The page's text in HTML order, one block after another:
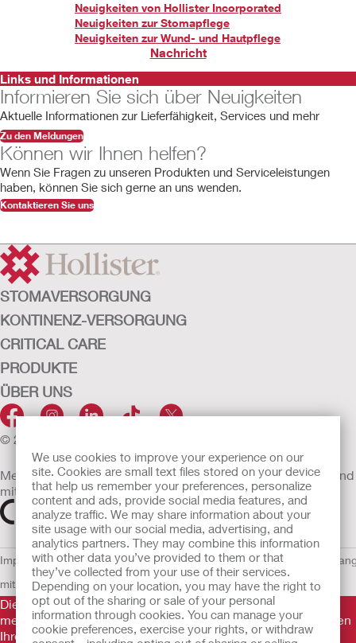
We use cookies to improve your experience on our
site. Cookies are small text files stored on your device
that help us remember your preferences, personalize
content and ads, provide social media features, and
analyze traffic. We may share information about your
site usage with our social media, advertising, and
analytics partners. They may combine this information
with other data you’ve provided to them or that
they’ve collected from your use of their services.
Depending on your location, you may have the right to
opt out of the sharing or sale of your personal
information through cookies. You can manage your
cookie preferences, exercise your rights, or withdraw
Neuigkeiten von Hollister Incorporated
Neuigkeiten zur Stomapflege
Neuigkeiten zur Wund- und Hautpflege
Nachricht
Links und Informationen
Informieren Sie sich über Neuigkeiten
Aktuelle Informationen zur Lieferfähigkeit, Services und mehr
Zu den Meldungen
Können wir Ihnen helfen?
Wenn Sie Fragen zu unseren Produkten und Serviceleistungen
haben, können Sie sich gerne an uns wenden.
Kontaktieren Sie uns
STOMAVERSORGUNG
KONTINENZ-VERSORGUNG
CRITICAL CARE
PRODUKTE
ÜBER UNS
© 2026 Hollister Incorporated
Medizinprodukte, die innerhalb der EU vertrieben werden, sind
mit einem der folgenden Symbole gekennzeichnet
Impressum AGB Nutzungsbedingungen Datenschutzerklärung
mit CookiesEU Whistleblowern-Mitteilung
Die Informationen auf dieser Website sind nicht als
medizinische Beratung gedacht und sollen die Empfehlungen
Ihres eigenen Arztes oder anderer medizinischer Fachkräfte